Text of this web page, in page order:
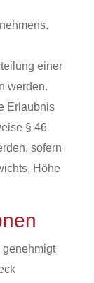
einer
werden.
Erlaubnis
§ 46
sofern
Höhe
genehmigt